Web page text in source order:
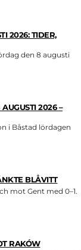
2026: TIDER,
den 8 augusti
2026 –
i Båstad lördagen
BLÅVITT
mot Gent med 0–1.
RAKÓW